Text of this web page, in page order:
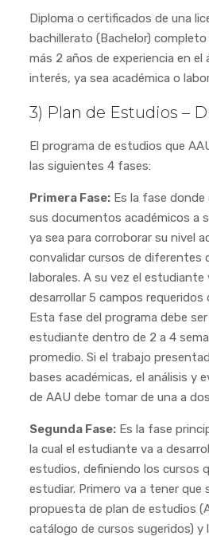
Diploma o certificados de una
bachillerato (Bachelor)
más 2 años de experiencia en el
interés, ya sea académica o
3) Plan de Estudios –
El programa de estudios que
las siguientes 4 fases:
Primera Fase:Es la fase donde
sus documentos académicos a
ya sea para corroborar su nivel
convalidar cursos de diferentes
laborales. A su vez el estudiante
desarrollar 5 campos requeridos
Esta fase del programa debe
estudiante dentro de 2 a 4
promedio. Si el trabajo
bases académicas, el análisis y
de AAU debe tomar de una a
Segunda Fase:Es la fase
la cual el estudiante va a
estudios, definiendo los cursos
estudiar. Primero va a tener que
propuesta de plan de estudios
catálogo de cursos sugeridos) y